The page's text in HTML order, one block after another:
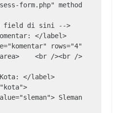
form.php" method
<br /><br />